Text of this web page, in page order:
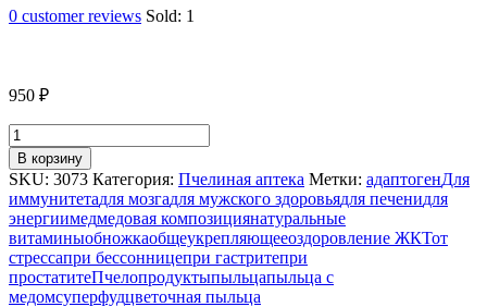
0 customer reviews Sold: 1
950 ₽
Количество
товара
ПЫЛЬЦА
С
МЕДОМ,
100
Г
В корзину
SKU: 3073 Категория: Пчелиная аптека Метки: адаптогенДля
иммунитетадля мозгадля мужского здоровьядля печенидля
энергиимедмедовая композициянатуральные
витаминыобножкаобщеукрепляющееоздоровление ЖКТот
стрессапри бессонницепри гастритепри
простатитеПчелопродуктыпыльцапыльца с
медомсуперфудцветочная пыльца